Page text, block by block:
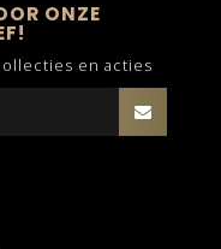
ONZE
en acties